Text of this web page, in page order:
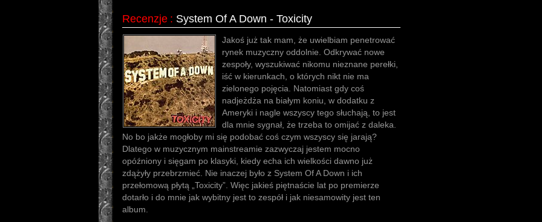
Recenzje : System Of A Down - Toxicity
Jakoś już tak mam, że uwielbiam penetrować
rynek muzyczny oddolnie. Odkrywać nowe
zespoły, wyszukiwać nikomu nieznane perełki,
iść w kierunkach, o których nikt nie ma
zielonego pojęcia. Natomiast gdy coś
nadjeżdża na białym koniu, w dodatku z
Ameryki i nagle wszyscy tego słuchają, to jest
dla mnie sygnał, że trzeba to omijać z daleka.
No bo jakże mogłoby mi się podobać coś czym wszyscy się jarają?
Dlatego w muzycznym mainstreamie zazwyczaj jestem mocno
opóźniony i sięgam po klasyki, kiedy echa ich wielkości dawno już
zdążyły przebrzmieć. Nie inaczej było z System Of A Down i ich
przełomową płytą „Toxicity”. Więc jakieś piętnaście lat po premierze
dotarło i do mnie jak wybitny jest to zespół i jak niesamowity jest ten
album.